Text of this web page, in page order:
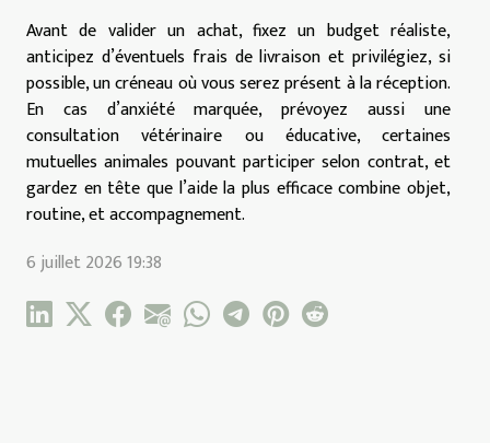
Avant de valider un achat, fixez un budget réaliste,
anticipez d’éventuels frais de livraison et privilégiez, si
possible, un créneau où vous serez présent à la réception.
En cas d’anxiété marquée, prévoyez aussi une
consultation vétérinaire ou éducative, certaines
mutuelles animales pouvant participer selon contrat, et
gardez en tête que l’aide la plus efficace combine objet,
routine, et accompagnement.
6 juillet 2026 19:38